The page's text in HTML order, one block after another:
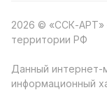
2026 © «ССК-АРТ»
территории РФ
Данный интернет-
информационный